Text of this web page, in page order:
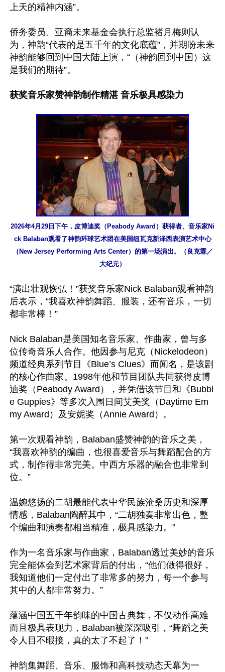
上天的精神内涵”。
侨务委员、亚裔未来基金会执行总监褚月梅则认
为，神韵“代表的是五千年的文化底蕴”，并期盼未来
神韵能够回到中国大陆上演，“（神韵回到中国）这
是我们的期待”。
获奖音乐家赞神韵制作精湛 音乐极具感染力
2026年4月29日下午，皮博迪奖（Peabody Award）获得者、音乐家Ni
ck Balaban观看了神韵环球艺术团在美国纽瓦克新泽西表演艺术中心
（New Jersey Performing Arts Center）的第一场演出。（良克霖／
大纪元）
“演出壮观恢弘！”获奖音乐家Nick Balaban观看神韵
后表示，“我喜欢神韵舞蹈、服装，还有音乐，一切
都非常棒！”
Nick Balaban是美国知名音乐家、作曲家，曾与多
位传奇音乐人合作。他因参与尼克（Nickelodeon）
频道经典系列节目《Blue’s Clues》而闻名，是该剧
的核心作曲家。1998年他和节目团队共同获得皮博
迪奖（Peabody Award），并凭借该节目和《Bubbl
e Guppies》等多次入围日间艾美奖（Daytime Em
my Award）及安妮奖（Annie Award）。
第一次观看神韵，Balaban盛赞神韵的音乐之美，
“我喜欢神韵的编曲，也很喜爱音乐与舞蹈配合的方
式，制作得非常完美。中西方乐器的融合也非常到
位。”
温婉悠扬的二胡最能代表中华民族沧桑历史和深厚
情感，Balaban陶醉其中，“二胡独奏非常出色，整
个编曲和演奏都相当精准，极具感染力。”
作为一名音乐家与作曲家，Balaban透过美妙的音乐
完全能体会到艺术家背后的付出，“他们做得很好，
我知道他们一定付出了非常多的努力，每一个参与
其中的人都非常努力。”
蕴涵中国五千年韵味的中国古典舞，不仅动作高难
而且极具表现力，Balaban被深深吸引，“舞蹈之美
令人目不暇接，真的太了不起了！”
神韵集舞蹈、音乐、服饰和高科技动态天幕为一